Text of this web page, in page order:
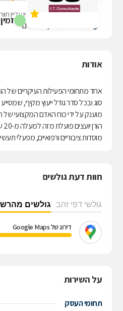
זמין הורן אריה יועצים אין עדיין
אודות
אחד מתחומי הפעילות העיקריים של
סוג ובכל סדר גודל ייעוץ מקיף,
מוענק על ידי כוח האדם המקצועי
מוסדות ציבוריים ורפואיים, מפעלי
חוות דעת גולשים
גולשי דפי זהב גולשים
דירוג של Google Maps
על השירות
תחומי העסק